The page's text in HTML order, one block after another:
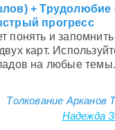
+ Трудолюбие
прогресс
понять и запомнить
карт.
на любые темы.
Толкование Арканов
Надежда